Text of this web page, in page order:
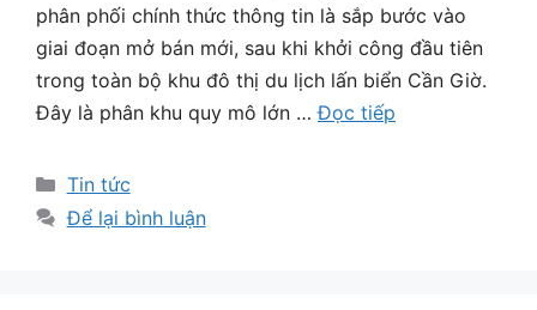
phân phối chính thức thông tin là sắp bước vào
giai đoạn mở bán mới, sau khi khởi công đầu tiên
trong toàn bộ khu đô thị du lịch lấn biển Cần Giờ.
Đây là phân khu quy mô lớn …Đọc tiếp
Danh
mục
Tin tức
Để lại bình luận